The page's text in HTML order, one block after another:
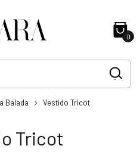
0
Balada Vestido Tricot
Tricot